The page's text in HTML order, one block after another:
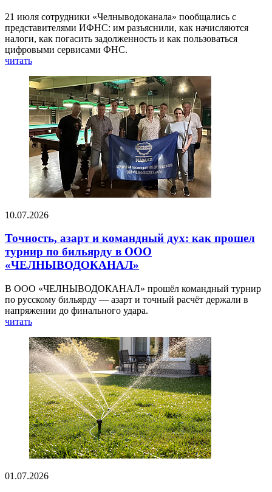
21 июля сотрудники «Челныводоканала» пообщались с
представителями ИФНС: им разъяснили, как начисляются
налоги, как погасить задолженность и как пользоваться
цифровыми сервисами ФНС.
читать
10.07.2026
Точность, азарт и командный дух: как прошел
турнир по бильярду в ООО
«ЧЕЛНЫВОДОКАНАЛ»
В ООО «ЧЕЛНЫВОДОКАНАЛ» прошёл командный турнир
по русскому бильярду — азарт и точный расчёт держали в
напряжении до финального удара.
читать
01.07.2026